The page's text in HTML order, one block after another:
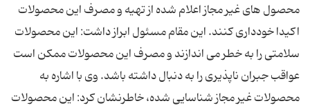
محصول ‌های غیر مجاز اعلام شده از تهیه و مصرف این محصولات
اکیدا خودداری کنند. این مقام مسئول ابراز داشت: این محصولات
سلامتی را به خطر می ‌اندازند و مصرف این محصولات ممکن است
عواقب جبران ناپذیری را به دنبال داشته باشد. وی با اشاره به
محصولات غیر مجاز شناسایی شده، خاطرنشان کرد: این محصولات